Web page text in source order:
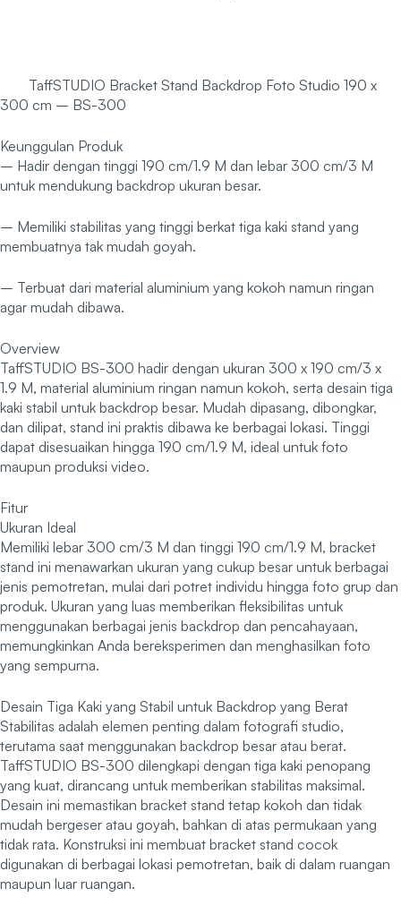
TaffSTUDIO Bracket Stand Backdrop Foto Studio 190 x
300 cm – BS-300
Keunggulan Produk
– Hadir dengan tinggi 190 cm/1.9 M dan lebar 300 cm/3 M
untuk mendukung backdrop ukuran besar.
– Memiliki stabilitas yang tinggi berkat tiga kaki stand yang
membuatnya tak mudah goyah.
– Terbuat dari material aluminium yang kokoh namun ringan
agar mudah dibawa.
Overview
TaffSTUDIO BS-300 hadir dengan ukuran 300 x 190 cm/3 x
1.9 M, material aluminium ringan namun kokoh, serta desain tiga
kaki stabil untuk backdrop besar. Mudah dipasang, dibongkar,
dan dilipat, stand ini praktis dibawa ke berbagai lokasi. Tinggi
dapat disesuaikan hingga 190 cm/1.9 M, ideal untuk foto
maupun produksi video.
Fitur
Ukuran Ideal
Memiliki lebar 300 cm/3 M dan tinggi 190 cm/1.9 M, bracket
stand ini menawarkan ukuran yang cukup besar untuk berbagai
jenis pemotretan, mulai dari potret individu hingga foto grup dan
produk. Ukuran yang luas memberikan fleksibilitas untuk
menggunakan berbagai jenis backdrop dan pencahayaan,
memungkinkan Anda bereksperimen dan menghasilkan foto
yang sempurna.
Desain Tiga Kaki yang Stabil untuk Backdrop yang Berat
Stabilitas adalah elemen penting dalam fotografi studio,
terutama saat menggunakan backdrop besar atau berat.
TaffSTUDIO BS-300 dilengkapi dengan tiga kaki penopang
yang kuat, dirancang untuk memberikan stabilitas maksimal.
Desain ini memastikan bracket stand tetap kokoh dan tidak
mudah bergeser atau goyah, bahkan di atas permukaan yang
tidak rata. Konstruksi ini membuat bracket stand cocok
digunakan di berbagai lokasi pemotretan, baik di dalam ruangan
maupun luar ruangan.